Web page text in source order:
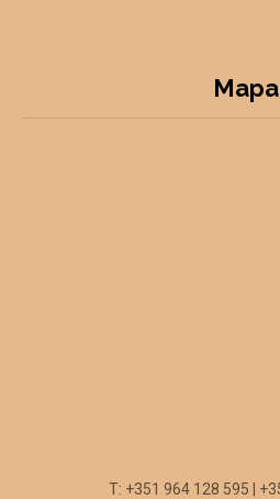
Mapa
T: +351 964 128 595 |